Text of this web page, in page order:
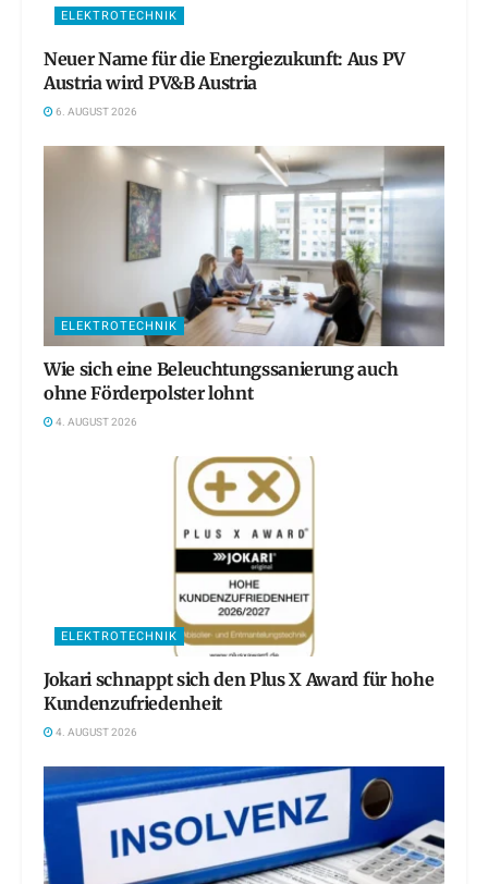
ELEKTROTECHNIK
Neuer Name für die Energiezukunft: Aus PV
Austria wird PV&B Austria
6. AUGUST 2026
ELEKTROTECHNIK
Wie sich eine Beleuchtungssanierung auch
ohne Förderpolster lohnt
4. AUGUST 2026
ELEKTROTECHNIK
Jokari schnappt sich den Plus X Award für hohe
Kundenzufriedenheit
4. AUGUST 2026